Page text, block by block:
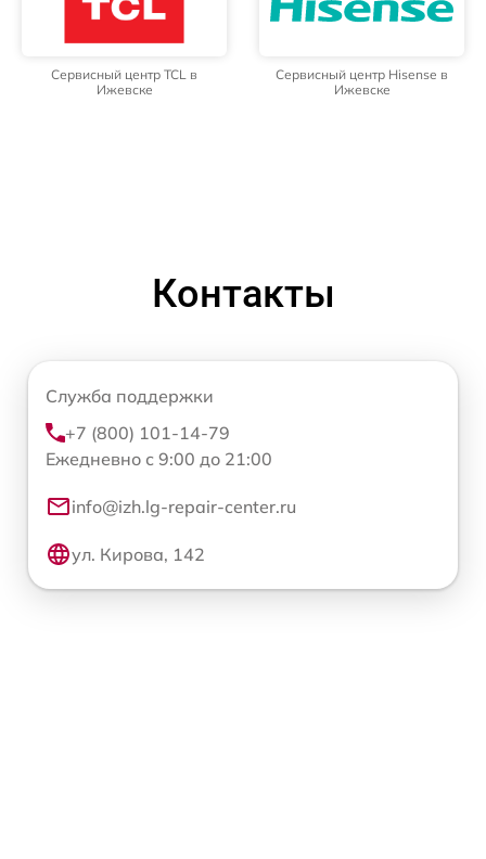
Сервисный центр TCL в
Ижевске
Сервисный центр Hisense в
Ижевске
Контакты
Служба поддержки
+7 (800) 101-14-79
Ежедневно с 9:00 до 21:00
info@izh.lg-repair-center.ru
ул. Кирова, 142